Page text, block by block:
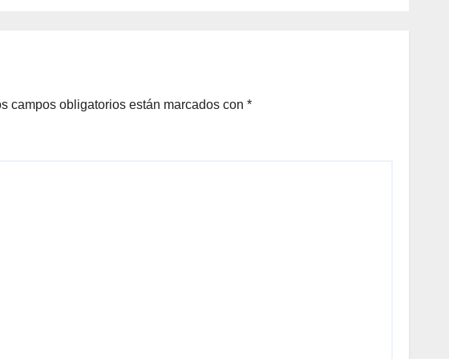
campos obligatorios están marcados con *